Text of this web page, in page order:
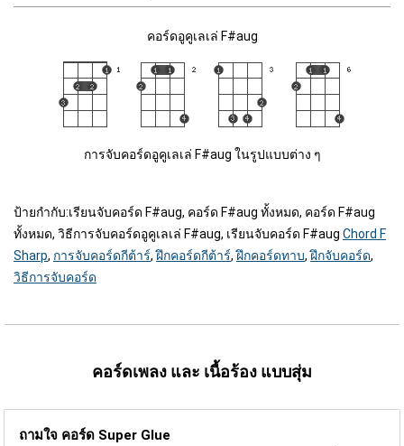
คอร์ดอูคูเลเล่ F#aug
การจับคอร์ดอูคูเลเล่ F#aug ในรูปแบบต่าง ๆ
ป้ายกำกับ:เรียนจับคอร์ด F#aug, คอร์ด F#aug ทั้งหมด, คอร์ด F#aug
ทั้งหมด, วิธีการจับคอร์ดอูคูเลเล่ F#aug, เรียนจับคอร์ด F#aug Chord F
Sharp, การจับคอร์ดกีต้าร์,ฝึกคอร์ดกีต้าร์,ฝึกคอร์ดทาบ,ฝึกจับคอร์ด,
วิธีการจับคอร์ด
คอร์ดเพลง และ เนื้อร้อง แบบสุ่ม
ถามใจ คอร์ด Super Glue